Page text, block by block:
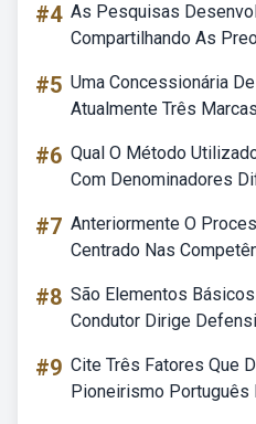
#4 As Pesquisas
Compartilhando As
#5 Uma Concessionária
Atualmente Três
#6 Qual O Método
Com Denominadores
#7 Anteriormente O
Centrado Nas
#8 São Elementos
Condutor Dirige
#9 Cite Três Fatores Que
Pioneirismo Português